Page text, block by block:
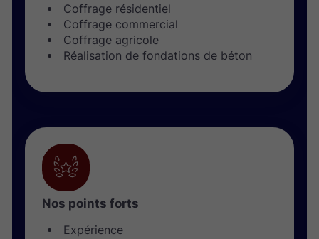
Coffrage résidentiel
Coffrage commercial
Coffrage agricole
Réalisation de fondations de béton
Nos points forts
Expérience